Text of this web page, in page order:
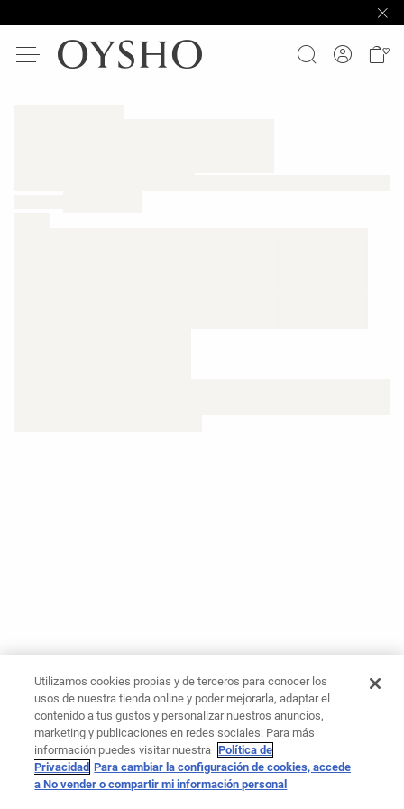
Utilizamos cookies propias y de terceros para conocer los
usos de nuestra tienda online y poder mejorarla, adaptar el
contenido a tus gustos y personalizar nuestros anuncios,
marketing y publicaciones en redes sociales. Para más
información puedes visitar nuestra Política de
Privacidad Para cambiar la configuración de cookies, accede
a No vender o compartir mi información personal